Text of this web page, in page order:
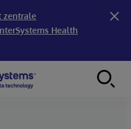
zentrale
Health